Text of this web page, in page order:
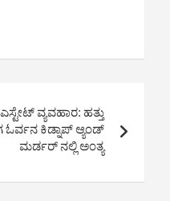
ವ್ಯವಹಾರ: ಹತ್ತು
ಓರ್ವನ ಕಿಡ್ನಾಪ್ ಆ್ಯಂಡ್​
ಮರ್ಡರ್ ನಲ್ಲಿ ಅಂತ್ಯ